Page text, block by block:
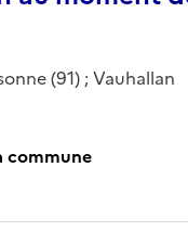
(91) ; Vauhallan
commune